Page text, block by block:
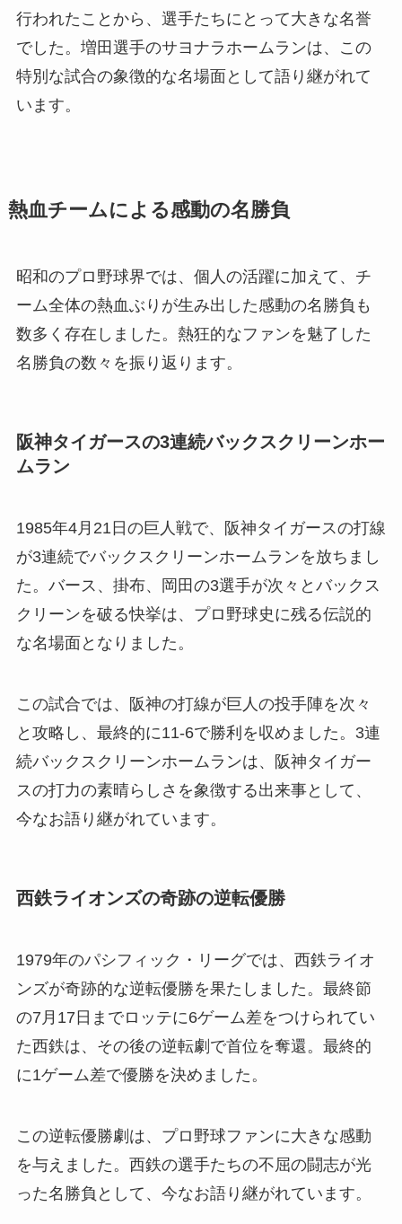
行われたことから、選手たちにとって大きな名誉
でした。増田選手のサヨナラホームランは、この
特別な試合の象徴的な名場面として語り継がれて
います。
熱血チームによる感動の名勝負
昭和のプロ野球界では、個人の活躍に加えて、チ
ーム全体の熱血ぶりが生み出した感動の名勝負も
数多く存在しました。熱狂的なファンを魅了した
名勝負の数々を振り返ります。
阪神タイガースの3連続バックスクリーンホー
ムラン
1985年4月21日の巨人戦で、阪神タイガースの打線
が3連続でバックスクリーンホームランを放ちまし
た。バース、掛布、岡田の3選手が次々とバックス
クリーンを破る快挙は、プロ野球史に残る伝説的
な名場面となりました。
この試合では、阪神の打線が巨人の投手陣を次々
と攻略し、最終的に11-6で勝利を収めました。3連
続バックスクリーンホームランは、阪神タイガー
スの打力の素晴らしさを象徴する出来事として、
今なお語り継がれています。
西鉄ライオンズの奇跡の逆転優勝
1979年のパシフィック・リーグでは、西鉄ライオ
ンズが奇跡的な逆転優勝を果たしました。最終節
の7月17日までロッテに6ゲーム差をつけられてい
た西鉄は、その後の逆転劇で首位を奪還。最終的
に1ゲーム差で優勝を決めました。
この逆転優勝劇は、プロ野球ファンに大きな感動
を与えました。西鉄の選手たちの不屈の闘志が光
った名勝負として、今なお語り継がれています。